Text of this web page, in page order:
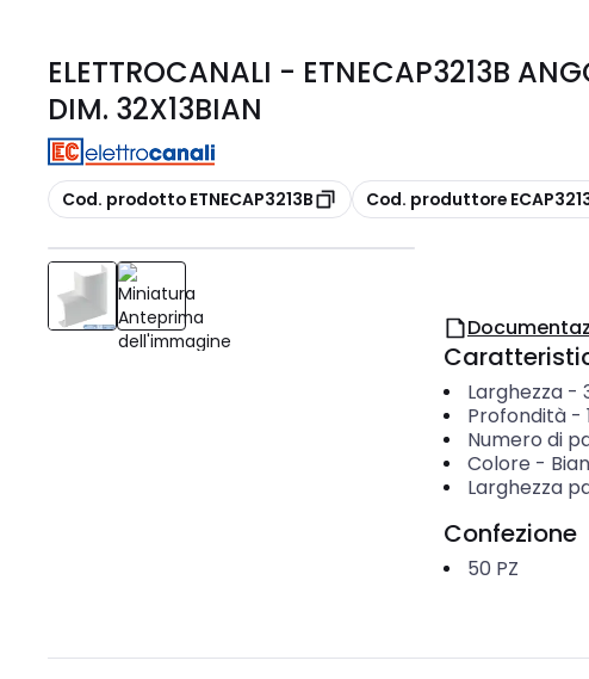
ELETTROCANALI - ETNECAP3213B
DIM. 32X13BIAN
copia
Cod. prodotto ETNECAP3213B copia
Cod. produttore
Larghezza-
Profondità-
Numero di
Colore -
Larghezza
Confezione
50 PZ